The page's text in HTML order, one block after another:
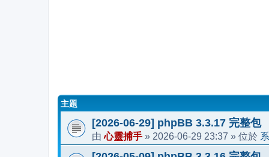
主題
[2026-06-29] phpBB 3.3.17 完整包
由心靈捕手 » 2026-06-29 23:37 » 位於